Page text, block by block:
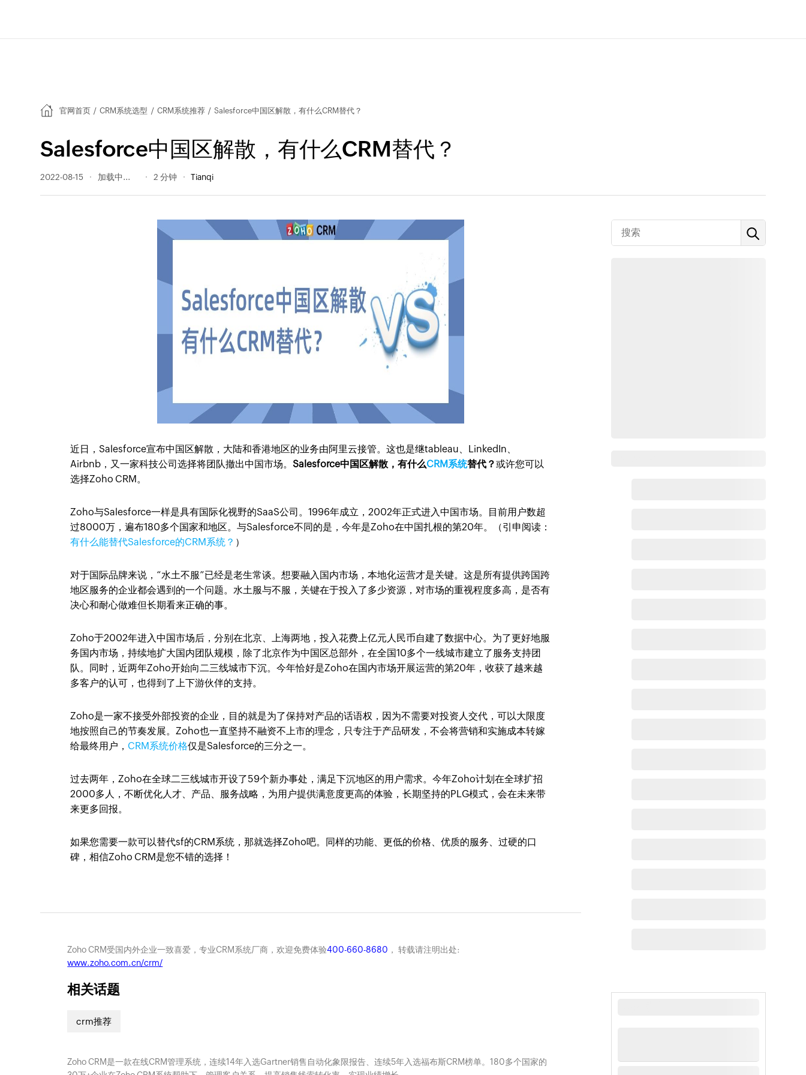
官网首页 / CRM系统选型 / CRM系统推荐 / Salesforce中国区解散，有什么CRM替代？
Salesforce中国区解散，有什么CRM替代？
2022-08-15 434 阅读量 2 分钟 Tianqi
近日，Salesforce宣布中国区解散，大陆和香港地区的业务由阿里云接管。这也是继tableau、LinkedIn、
Airbnb，又一家科技公司选择将团队撤出中国市场。Salesforce中国区解散，有什么CRM系统替代？或许您可以
选择Zoho CRM。
Zoho与Salesforce一样是具有国际化视野的SaaS公司。1996年成立，2002年正式进入中国市场。目前用户数超
过8000万，遍布180多个国家和地区。与Salesforce不同的是，今年是Zoho在中国扎根的第20年。（引申阅读：
有什么能替代Salesforce的CRM系统？ ）
对于国际品牌来说，“水土不服”已经是老生常谈。想要融入国内市场，本地化运营才是关键。这是所有提供跨国跨
地区服务的企业都会遇到的一个问题。水土服与不服，关键在于投入了多少资源，对市场的重视程度多高，是否有
决心和耐心做难但长期看来正确的事。
Zoho于2002年进入中国市场后，分别在北京、上海两地，投入花费上亿元人民币自建了数据中心。为了更好地服
务国内市场，持续地扩大国内团队规模，除了北京作为中国区总部外，在全国10多个一线城市建立了服务支持团
队。同时，近两年Zoho开始向二三线城市下沉。今年恰好是Zoho在国内市场开展运营的第20年，收获了越来越
多客户的认可，也得到了上下游伙伴的支持。
Zoho是一家不接受外部投资的企业，目的就是为了保持对产品的话语权，因为不需要对投资人交代，可以大限度
地按照自己的节奏发展。Zoho也一直坚持不融资不上市的理念，只专注于产品研发，不会将营销和实施成本转嫁
给最终用户， CRM系统价格仅是Salesforce的三分之一。
过去两年，Zoho在全球二三线城市开设了59个新办事处，满足下沉地区的用户需求。今年Zoho计划在全球扩招
2000多人，不断优化人才、产品、服务战略，为用户提供满意度更高的体验，长期坚持的PLG模式，会在未来带
来更多回报。
如果您需要一款可以替代sf的CRM系统，那就选择Zoho吧。同样的功能、更低的价格、优质的服务、过硬的口
碑，相信Zoho CRM是您不错的选择！
Zoho CRM受国内外企业一致喜爱，专业CRM系统厂商，欢迎免费体验400-660-8680 ， 转载请注明出处:
www.zoho.com.cn/crm/
相关话题
crm推荐
Zoho CRM是一款在线CRM管理系统，连续14年入选Gartner销售自动化象限报告、连续5年入选福布斯CRM榜单。180多个国家的